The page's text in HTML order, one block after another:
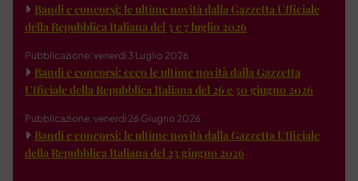
Bandi e concorsi: le ultime novità dalla Gazzetta Ufficiale
della Repubblica Italiana del 3 e 7 luglio 2026
Pubblicazione: venerdì 3 Luglio 2026
Bandi e concorsi: ecco le ultime novità dalla Gazzetta
Ufficiale della Repubblica Italiana del 26 e 30 giugno 2026
Pubblicazione: venerdì 26 Giugno 2026
Bandi e concorsi: le ultime novità dalla Gazzetta Ufficiale
della Repubblica Italiana del 23 giugno 2026